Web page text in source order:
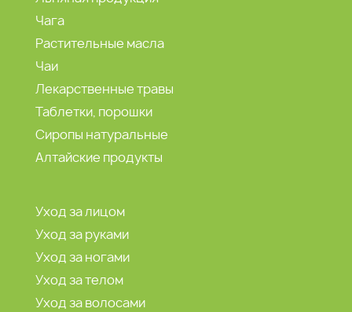
Чага
Растительные масла
Чаи
Лекарственные травы
Таблетки, порошки
Сиропы натуральные
Алтайские продукты
Уход за лицом
Уход за руками
Уход за ногами
Уход за телом
Уход за волосами